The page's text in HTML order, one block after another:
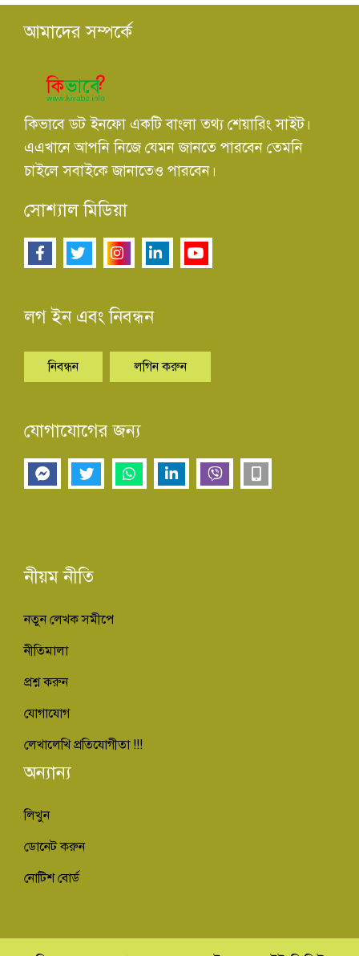
আমাদের সম্পর্কে
কিভাবে ডট ইনফো একটি বাংলা তথ্য শেয়ারিং সাইট।
এএখানে আপনি নিজে যেমন জানতে পারবেন তেমনি
চাইলে সবাইকে জানাতেও পারবেন।
সোশ্যাল মিডিয়া
লগ ইন এবং নিবন্ধন
নিবন্ধন লগিন করুন
যোগাযোগের জন্য
নীয়ম নীতি
নতুন লেখক সমীপে
নীতিমালা
প্রশ্ন করুন
যোগাযোগ
লেখালেখি প্রতিযোগীতা !!!
অন্যান্য
লিখুন
ডোনেট করুন
নোটিশ বোর্ড